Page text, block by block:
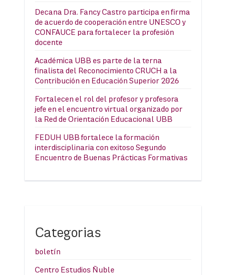
Decana Dra. Fancy Castro participa en firma
de acuerdo de cooperación entre UNESCO y
CONFAUCE para fortalecer la profesión
docente
Académica UBB es parte de la terna
finalista del Reconocimiento CRUCH a la
Contribución en Educación Superior 2026
Fortalecen el rol del profesor y profesora
jefe en el encuentro virtual organizado por
la Red de Orientación Educacional UBB
FEDUH UBB fortalece la formación
interdisciplinaria con exitoso Segundo
Encuentro de Buenas Prácticas Formativas
Categorias
boletín
Centro Estudios Ñuble